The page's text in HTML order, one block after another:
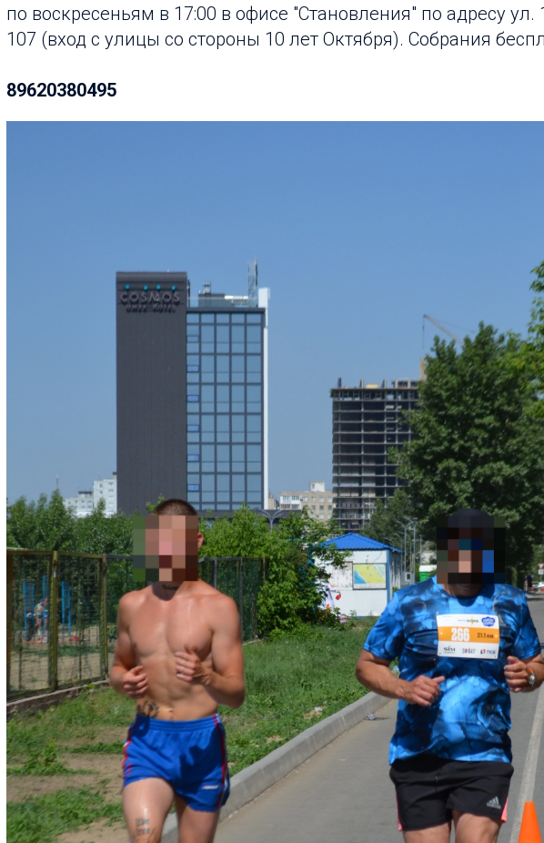
по воскресеньям в 17:00 в офисе "Становления" по адресу ул.
107 (вход с улицы со стороны 10 лет Октября). Собрания
89620380495